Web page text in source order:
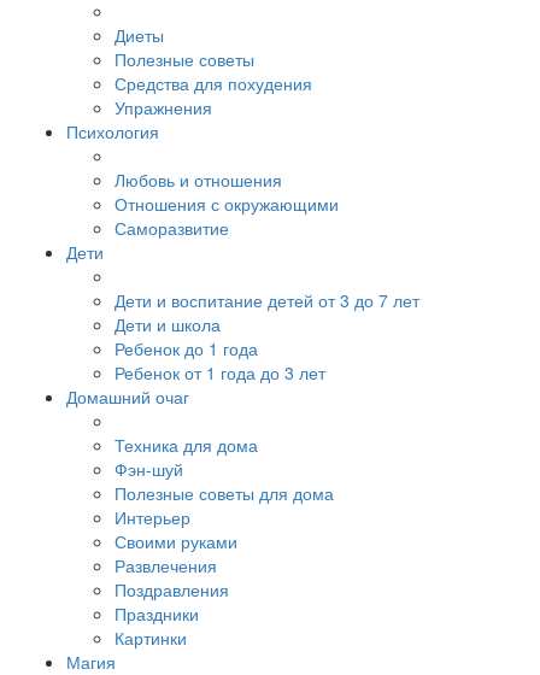
Диеты
Полезные советы
Средства для похудения
Упражнения
Психология
Любовь и отношения
Отношения с окружающими
Саморазвитие
Дети
Дети и воспитание детей от 3 до 7 лет
Дети и школа
Ребенок до 1 года
Ребенок от 1 года до 3 лет
Домашний очаг
Техника для дома
Фэн-шуй
Полезные советы для дома
Интерьер
Своими руками
Развлечения
Поздравления
Праздники
Картинки
Магия